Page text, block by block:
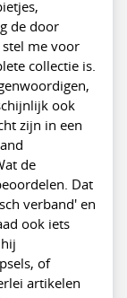
de door
me voor
collectie is.
ook
zijn in een
de
Dat
verband' en
ook iets
of
artikelen